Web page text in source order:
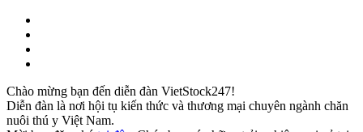
Chào mừng bạn đến diễn đàn VietStock247!
Diễn đàn là nơi hội tụ kiến thức và thương mại chuyên ngành chăn
nuôi thú y Việt Nam.